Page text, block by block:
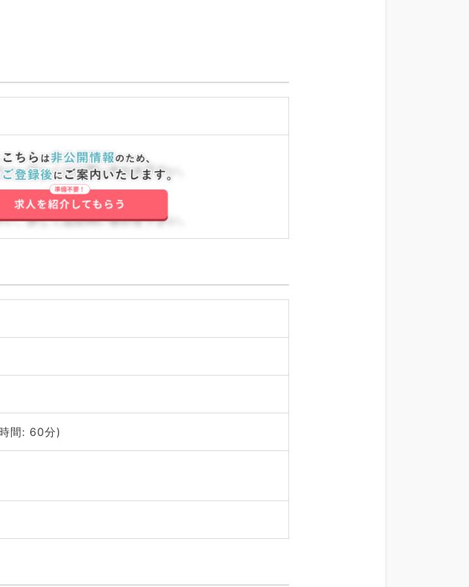
。詳しくはお問い合わせ下さい。
。詳しくはお問い合わせ下さい。
間: 60分)